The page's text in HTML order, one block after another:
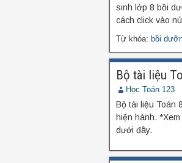
sinh lớp 8 bồi
cách click vào
Từ khóa: bồi
Bộ tài liệu
Học Toán 123
Bộ tài liệu Toán
hiện hành.
dưới đây.